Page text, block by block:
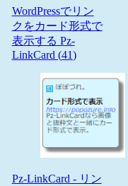
WordPressでリン
クをカード形式で
表示する Pz-
LinkCard (41)
Pz-LinkCard - リン